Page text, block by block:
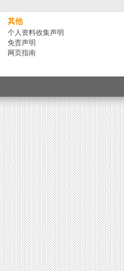
其他
个人资料收集声明
免责声明
网页指南